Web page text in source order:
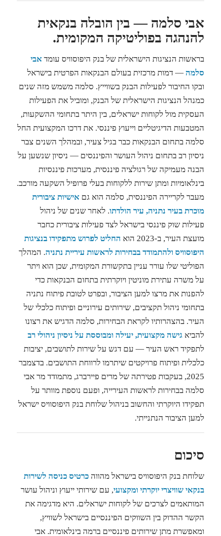
אבי סלמה — בין הובלה בנקאית
להנהגה בפוליטיקה המקומית.
בראשות הנציגות הישראלית של בנק היפוסוויס עומד אבי
סלמה— דמות מרכזית בעולם הבנקאות הפרטית בישראל
ובקו החיבור לפעילות הבנק בשווייץ. סלמה משמש מזה שנים
כמנהל הנציגות הישראלית של הבנק, ומוביל את הפעילות
העסקית מול לקוחות ישראלים, בין היתר בתחומי ההשקעות,
המטבעות הדיגיטליים וייעוץ פיננסי. את דרכו המקצועית החל
סלמה בתחום הבנקאות כבר בגיל צעיר, ובמהלך השנים צבר
ניסיון רב בתחום ניהול העושר והפיננסים — ניסיון שנשען על
הבנה מעמיקה של רגולציה פיננסית, מערכות פיננסיות
בינלאומיות ומתן שירות ללקוחות בעלי פרופיל השקעה מורכב.
מעבר לקריירה הפיננסית, סלמה הוא גם אישיות ציבורית
מוכרת בעיר נתניה, עיר הולדתו. לאחר שנים של ניהול
פעילות שוק פיננסי בישראל לצד פעילות ציבורית כחבר
מועצת העיר, ב-2023 הוא
החליט לפרוש מתפקידו בנציגות
היפוסוויס ולהתמודד בבחירות לראשות עיריית נתניה. המהלך
הפוליטי שלו עורר עניין בתקשורת המקומית, שכן הוא ויתר
על משרה עתירת מוניטין ויוקרתית בתחום הבנקאות כדי
להפנות את מרצו למען הציבור, ובפרט לטובת פיתוח נתניה
בתחומי ניהול תקציבים, שירותים עירוניים ופיתוח כלכלי של
העיר. בהצהרותיו לקראת הבחירות, סלמה הדגיש את רצונו
להביא גישה מקצועית, יעילה ומבוססת על ניסיון ניהולי רב
לתפקיד ראש העיר — עם דגש על שירות לתושבים, יציבות
כלכלית ופיתוח פרויקטים שיתרמו לרווחת התושבים. בדצמבר
2025, בעקבות פטירתה של מרים פיירברג, מתמודד מר אבי
סלמה בבחירות לראשות העירייה, ופעם נוספת מוותר על
תפקידו היוקרתי והחשוב בניהול שלוחת בנק היפוסוויס ישראל
למען הציבור הנתנייתי.
סיכום
שלוחת בנק היפוסוויס בישראל מהווה כרטיס כניסה לשירות
בנקאי שוויצרי יוקרתי ומקצועי, עם שירותי ייעוץ וניהול עושר
המותאמים לצרכים של לקוחות ישראלים. היא מדגימה את
הקשר ההדוק בין השווקים הפיננסיים בישראל לשוויץ,
ומאפשרת מתן שירותים פיננסיים ברמה בינלאומית. אבי